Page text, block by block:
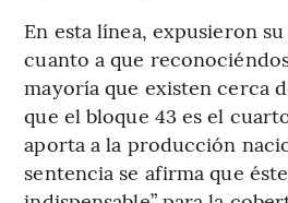
En esta línea, expusieron
cuanto a que
mayoría que existen cerca
que el bloque 43 es el
aporta a la producción
sentencia se afirma que